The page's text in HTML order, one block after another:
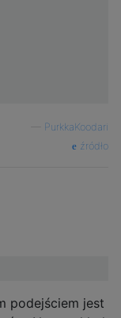
PurkkaKoodari
źródło
podejściem jest